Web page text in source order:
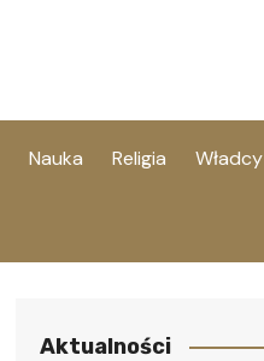
Nauka Religia Władcy
Aktualności